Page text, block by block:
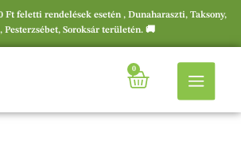
Ft feletti rendelések esetén , Dunaharaszti, Taksony,
Pesterzsébet, Soroksár területén. 🚚
0